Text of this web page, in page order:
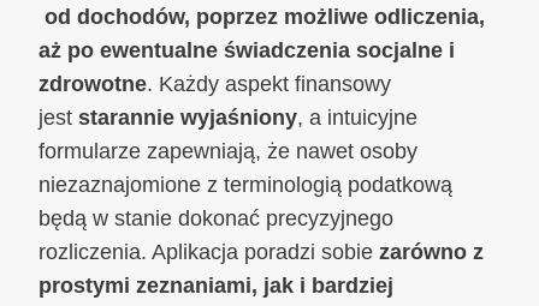
od dochodów, poprzez możliwe odliczenia,
aż po ewentualne świadczenia socjalne i
zdrowotne. Każdy aspekt finansowy
jest starannie wyjaśniony, a intuicyjne
formularze zapewniają, że nawet osoby
niezaznajomione z terminologią podatkową
będą w stanie dokonać precyzyjnego
rozliczenia. Aplikacja poradzi sobie zarówno z
prostymi zeznaniami, jak i bardziej